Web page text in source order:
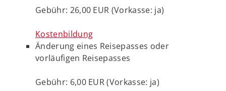
Gebühr: 26,00 EUR (Vorkasse: ja)
Kostenbildung
Änderung eines Reisepasses oder
vorläufigen Reisepasses
Gebühr: 6,00 EUR (Vorkasse: ja)